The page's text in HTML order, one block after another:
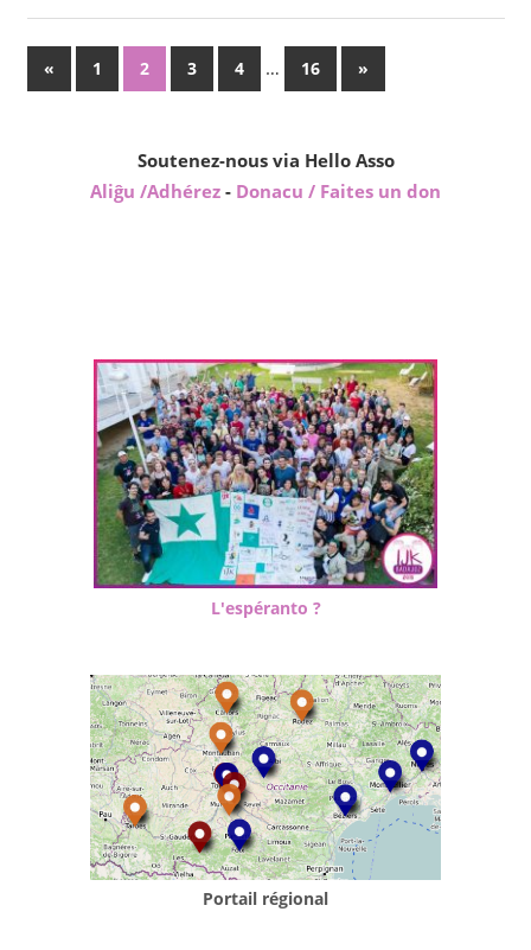
Pagination
publications
«Previous
Posts
1 2 3 4 … 16
Next
Posts
»
Soutenez-nous via Hello Asso
Aliĝu /Adhérez - Donacu / Faites un don
L'espéranto ?
Portail régional